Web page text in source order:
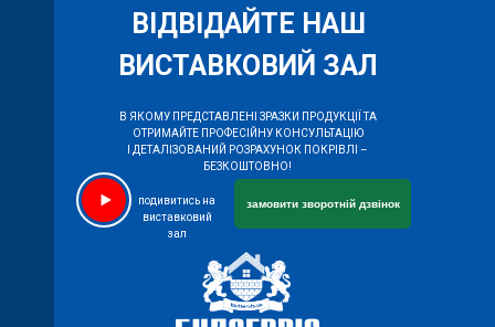
ВІДВІДАЙТЕ НАШ
ВИСТАВКОВИЙ ЗАЛ
В ЯКОМУ ПРЕДСТАВЛЕНІ ЗРАЗКИ ПРОДУКЦІЇ ТА
ОТРИМАЙТЕ ПРОФЕСІЙНУ КОНСУЛЬТАЦІЮ
І ДЕТАЛІЗОВАНИЙ РОЗРАХУНОК ПОКРІВЛІ –
БЕЗКОШТОВНО!
замовити зворотній дзвінок
подивитись на
виставковий
зал